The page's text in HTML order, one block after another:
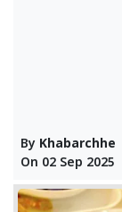
By Khabarchhe
On 02 Sep 2025